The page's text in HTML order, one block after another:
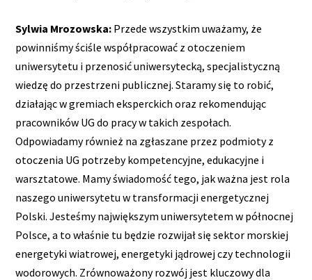
Sylwia Mrozowska: Przede wszystkim uważamy, że
powinniśmy ściśle współpracować z otoczeniem
uniwersytetu i przenosić uniwersytecką, specjalistyczną
wiedzę do przestrzeni publicznej. Staramy się to robić,
działając w gremiach eksperckich oraz rekomendując
pracowników UG do pracy w takich zespołach.
Odpowiadamy również na zgłaszane przez podmioty z
otoczenia UG potrzeby kompetencyjne, edukacyjne i
warsztatowe. Mamy świadomość tego, jak ważna jest rola
naszego uniwersytetu w transformacji energetycznej
Polski. Jesteśmy największym uniwersytetem w północnej
Polsce, a to właśnie tu będzie rozwijał się sektor morskiej
energetyki wiatrowej, energetyki jądrowej czy technologii
wodorowych. Zrównoważony rozwój jest kluczowy dla